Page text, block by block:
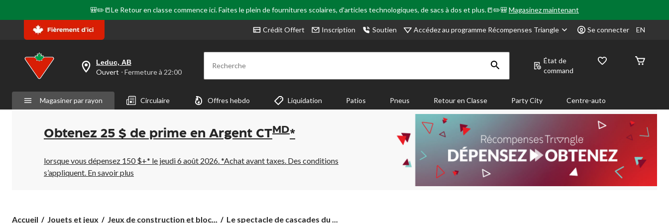
🎒✏️📒Le Retour en classe commence ici. Faites le plein de fournitures scolaires, d'articles technologiques, de sacs à dos et plus.📒✏️🎒Magasinez maintenant
Crédit Offert Inscription Soutien Accédez au programme Récompenses Triangle Se connecter EN
votre
est
Leduc,
AB,
Fermeture
à
22:00
cliquer
pour
Leduc, AB
Ouvert ⋅ Fermeture à 22:00 Recherche
État de
command
Magasiner par rayon Circulaire Offres hebdo Liquidation Patios Pneus Retour en Classe Party City Centre-auto
Obtenez 25 $ de prime en Argent CT MD*
lorsque vous dépensez 150 $+* le jeudi 6 août 2026. *Achat avant taxes. Des conditions
s’appliquent. En savoir plus
Accueil Jouets et jeux Jeux de construction et bloc...
Le
Le spectacle de cascades du ...